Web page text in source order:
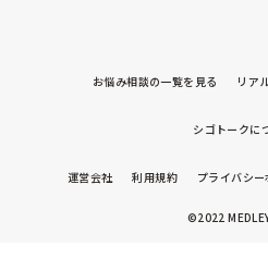
お悩み相談の一覧を見る リア
シゴトークに
運営会社 利用規約 プライバシ
©2022